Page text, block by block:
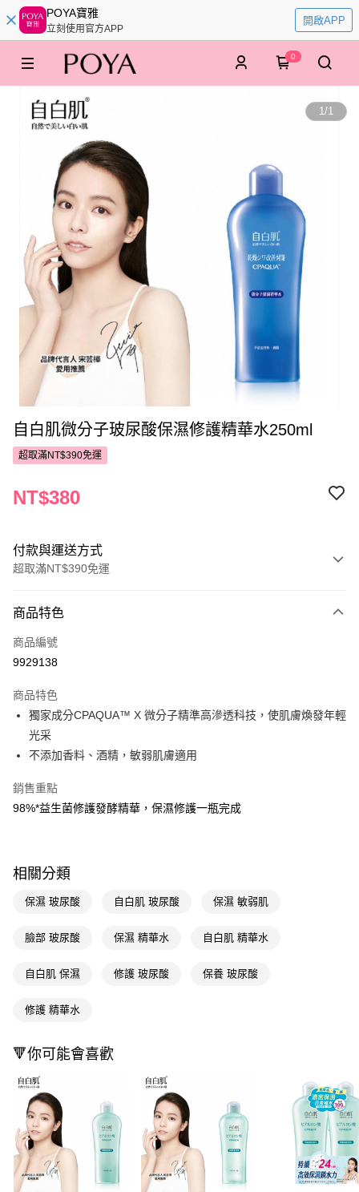
POYA寶雅
立刻使用官方APP
開啟APP
0
1/1
自白肌微分子玻尿酸保濕修護精華水250ml
超取滿NT$390免運
NT$380
付款與運送方式
超取滿NT$390免運
POYA支付
信用卡一次付款
LINE Pay
Apple Pay
悠遊付
相關說明
【關於「AFTEE先享後付」】
１．簡單：不需註冊會員、不需綁卡、不需儲值。
３．安心：先確認商品／服務後，再付款。
１．於結帳方式選擇「AFTEE先享後付」後，將跳轉至「AFTEE先享後付」
３．收到繳費通知簡訊後14天內，點擊此簡訊中的連結，可透過四大超商／
※ 請注意：結帳手續完成當下不需立刻繳費，但若您需要取消訂單，請聯絡
購買商品的店家。未經商家同意取消之訂單仍視為有效，需透過AFTEE先享
後付繳納相關費用。
※ 交易是否成功請以「AFTEE先享後付 」之結帳頁面顯示為準，若有關於
是否繳費成功／繳費後需取消欲退款等相關疑問，請聯繫「AFTEE先享後付
客戶支援中心」
https://netprotections.freshdesk.com/support/home
【注意事項】
即享券
全家取貨付款
每筆NT$65，滿NT$390(含以上)免運費
萊爾富取貨付款
每筆NT$65，滿NT$490(含以上)免運費
付款後萊爾富取貨
每筆NT$65，滿NT$490(含以上)免運費
7-11取貨付款
商品特色
商品編號
9929138
商品特色
獨家成分CPAQUA™ X 微分子精準高滲透科技，使肌膚煥發年輕
光采
不添加香料、酒精，敏弱肌膚適用
銷售重點
98%*益生菌修護發酵精華，保濕修護一瓶完成
相關分類
保濕 玻尿酸 自白肌 玻尿酸 保濕 敏弱肌
臉部 玻尿酸 保濕 精華水 自白肌 精華水
自白肌 保濕 修護 玻尿酸 保養 玻尿酸
修護 精華水
🔻你可能會喜歡